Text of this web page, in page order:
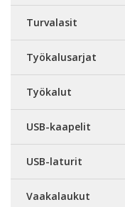
Turvalasit
Työkalusarjat
Työkalut
USB-kaapelit
USB-laturit
Vaakalaukut